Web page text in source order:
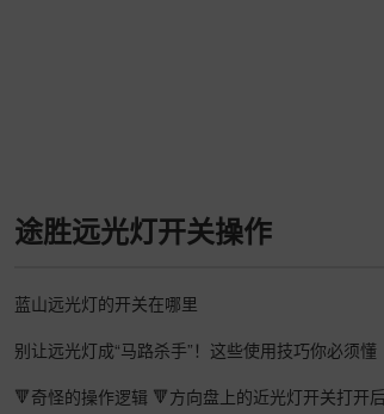
途胜远光灯开关操作
蓝山远光灯的开关在哪里
别让远光灯成“马路杀手”！这些使用技巧你必须懂